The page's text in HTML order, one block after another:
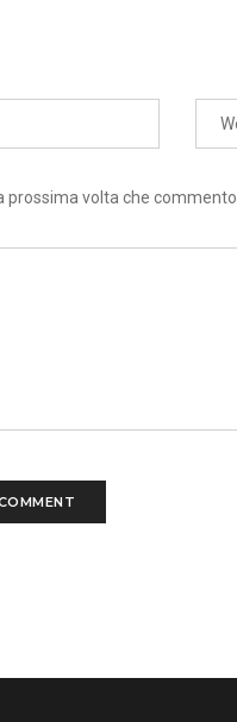
prossima volta che commento.